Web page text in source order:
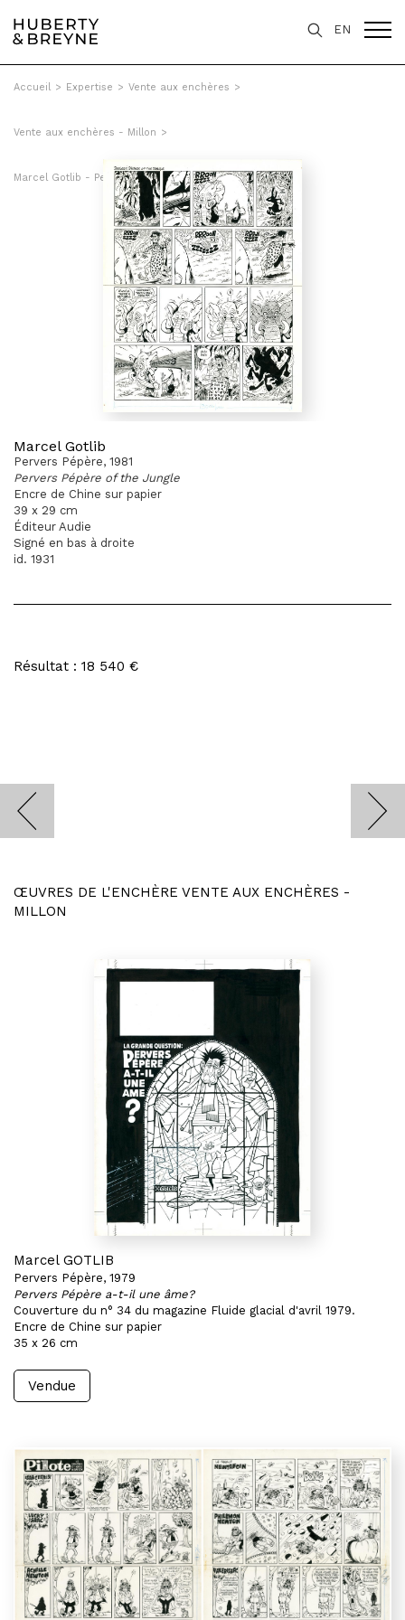
EN
Accueil > Expertise > Vente aux enchères >
Vente aux enchères - Millon >
Marcel Gotlib - Pervers Pépère of the Jungle
Marcel Gotlib
Pervers Pépère, 1981
Pervers Pépère of the Jungle
Encre de Chine sur papier
39 x 29 cm
Éditeur Audie
Signé en bas à droite
id. 1931
Résultat : 18 540 €
ŒUVRES DE L'ENCHÈRE VENTE AUX ENCHÈRES -
MILLON
Marcel GOTLIB
Pervers Pépère, 1979
Pervers Pépère a-t-il une âme?
Couverture du n° 34 du magazine Fluide glacial d'avril 1979.
Encre de Chine sur papier
35 x 26 cm
Vendue